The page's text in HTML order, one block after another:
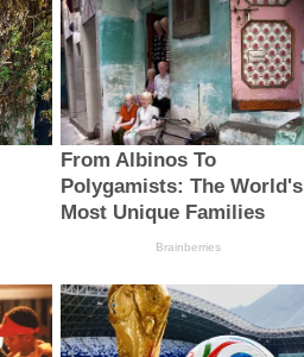
From Albinos To
Polygamists: The World's
Most Unique Families
Brainberries